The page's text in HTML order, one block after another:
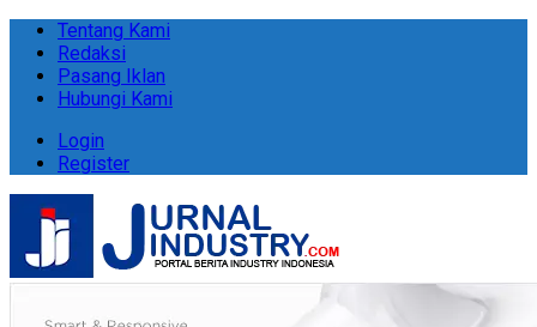
Tentang Kami
Redaksi
Pasang Iklan
Hubungi Kami
Login
Register